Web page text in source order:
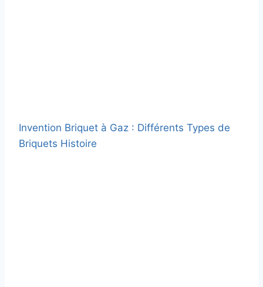
Invention Briquet à Gaz : Différents Types de
Briquets Histoire